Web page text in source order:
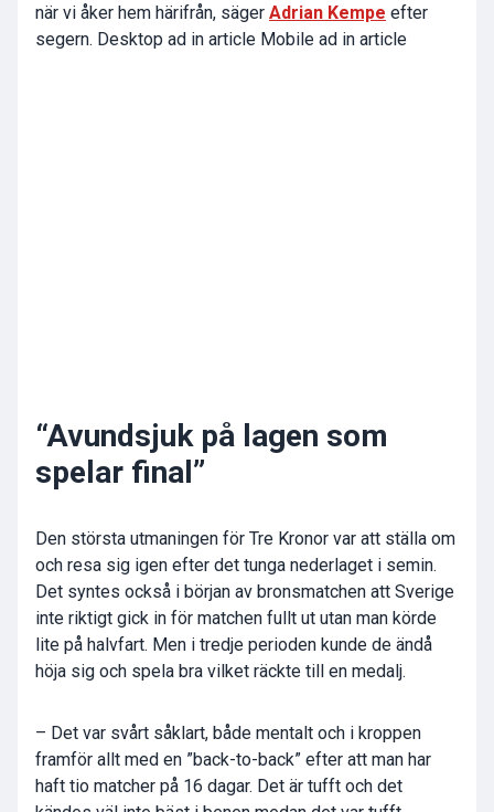
när vi åker hem härifrån, säger Adrian Kempe efter
segern. Desktop ad in article Mobile ad in article
“Avundsjuk på lagen som
spelar final”
Den största utmaningen för Tre Kronor var att ställa om
och resa sig igen efter det tunga nederlaget i semin.
Det syntes också i början av bronsmatchen att Sverige
inte riktigt gick in för matchen fullt ut utan man körde
lite på halvfart. Men i tredje perioden kunde de ändå
höja sig och spela bra vilket räckte till en medalj.
– Det var svårt såklart, både mentalt och i kroppen
framför allt med en ”back-to-back” efter att man har
haft tio matcher på 16 dagar. Det är tufft och det